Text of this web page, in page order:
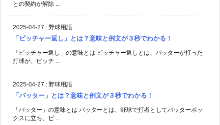
との契約が解除 ...
2025-04-27 : 野球用語
「ピッチャー返し」とは？意味と例文が３秒でわかる！
「ピッチャー返し」の意味とは ピッチャー返しとは、バッターが打った
打球が、ピッチ ...
2025-04-27 : 野球用語
「バッター」とは？意味と例文が３秒でわかる！
「バッター」の意味とは バッターとは、野球で打者としてバッターボッ
クスに立ち、ピ ...